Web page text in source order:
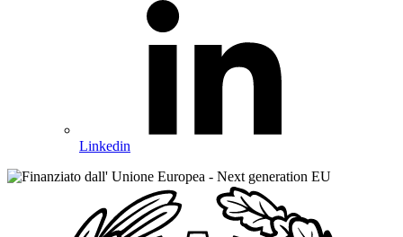
Linkedin